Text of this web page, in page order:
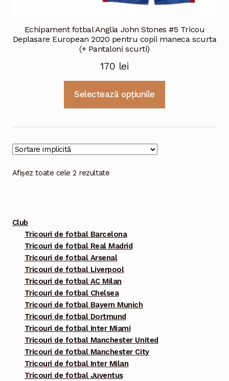
Echipament fotbal Anglia John Stones #5 Tricou
Deplasare European 2020 pentru copii maneca scurta
(+ Pantaloni scurti)
170 lei
Selectează opțiunile
mai
Afișez toate cele 2 rezultate
Club
Tricouri de fotbal Barcelona
Tricouri de fotbal Real Madrid
Tricouri de fotbal Arsenal
Tricouri de fotbal Liverpool
Tricouri de fotbal AC Milan
Tricouri de fotbal Chelsea
Tricouri de fotbal Bayern Munich
Tricouri de fotbal Dortmund
Tricouri de fotbal Inter Miami
Tricouri de fotbal Manchester United
Tricouri de fotbal Manchester City
Tricouri de fotbal Inter Milan
Tricouri de fotbal Juventus